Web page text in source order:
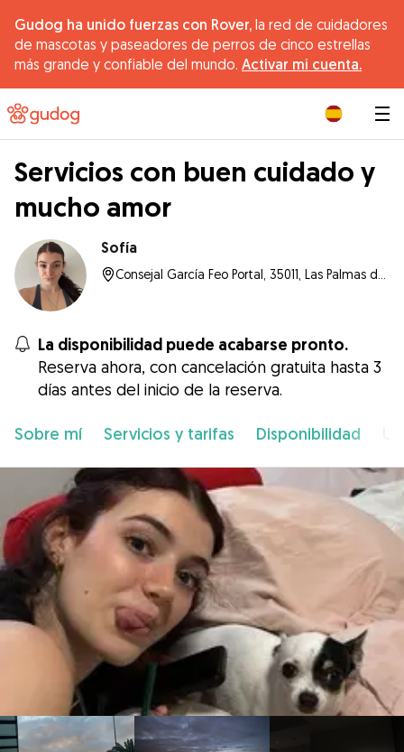
Gudog ha unido fuerzas con Rover, la red de cuidadores
de mascotas y paseadores de perros de cinco estrellas
más grande y confiable del mundo. Activar mi cuenta.
Servicios con buen cuidado y
mucho amor
Sofía
La disponibilidad puede acabarse pronto.
Reserva ahora, con cancelación gratuita hasta 3
días antes del inicio de la reserva.
Sobre mí Servicios y tarifas Disponibilidad